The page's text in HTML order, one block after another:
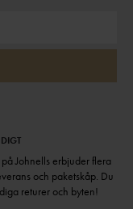
Johnells erbjuder flera
och paketskåp. Du
returer och byten!